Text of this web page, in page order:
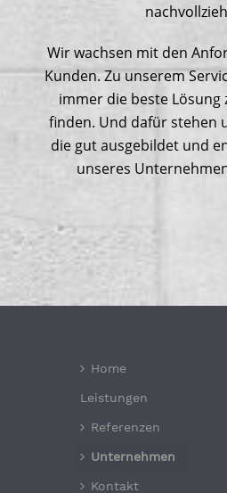
Wir wachsen mit den
Kunden. Zu unserem
immer die beste Lösung
finden. Und dafür stehen
die gut ausgebildet und
unseres
Home
Leistungen
Referenzen
Unternehmen
Kontakt